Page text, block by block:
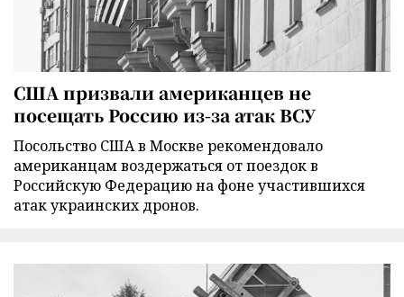
США призвали американцев не
посещать Россию из-за атак ВСУ
Посольство США в Москве рекомендовало
американцам воздержаться от поездок в
Российскую Федерацию на фоне участившихся
атак украинских дронов.